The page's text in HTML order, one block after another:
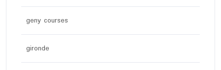
geny courses
gironde